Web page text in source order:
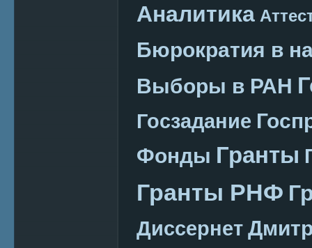
Аналитика
Бюрократия в
Выборы в РАН
Госзадание
Фонды Гранты
Гранты РНФ
Диссернет